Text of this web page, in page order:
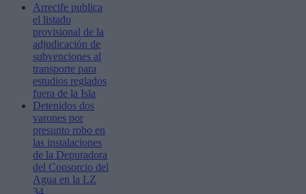
Arrecife publica
el listado
provisional de la
adjudicación de
subvenciones al
transporte para
estudios reglados
fuera de la Isla
Detenidos dos
varones por
presunto robo en
las instalaciones
de la Depuradora
del Consorcio del
Agua en la LZ
34